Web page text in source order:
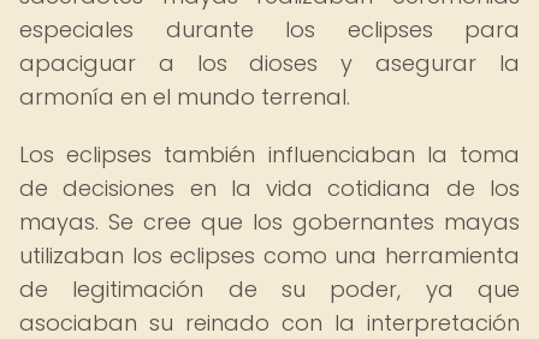
especiales durante los eclipses para
apaciguar a los dioses y asegurar la
armonía en el mundo terrenal.
Los eclipses también influenciaban la toma
de decisiones en la vida cotidiana de los
mayas. Se cree que los gobernantes mayas
utilizaban los eclipses como una herramienta
de legitimación de su poder, ya que
asociaban su reinado con la interpretación